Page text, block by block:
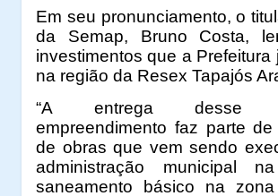
Em seu pronunciamento, o
da Semap, Bruno Costa,
investimentos que a Prefeitura
na região da Resex Tapajós
“A entrega desse
empreendimento faz parte
de obras que vem sendo
administração municipal
saneamento básico na